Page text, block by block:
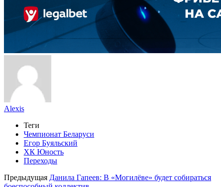
Alexis
Теги
Чемпионат Беларуси
Егор Буяльский
ХК Юность
Переходы
Предыдущая Данила Гапеев: В «Могилёве» будет собираться